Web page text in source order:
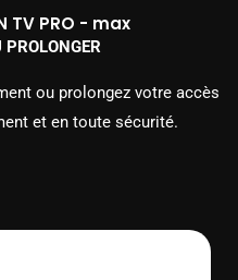
TV PRO - max
PROLONGER
ou prolongez votre accès
et en toute sécurité.